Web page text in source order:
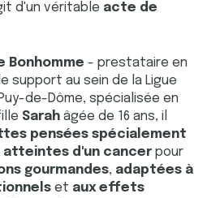
d'un véritable acte de
Bonhomme - prestataire en
support au sein de la Ligue
de-Dôme, spécialisée en
Sarah âgée de 16 ans, il
pensées spécialement
atteintes d'un cancer pour
gourmandes, adaptées à
et aux effets